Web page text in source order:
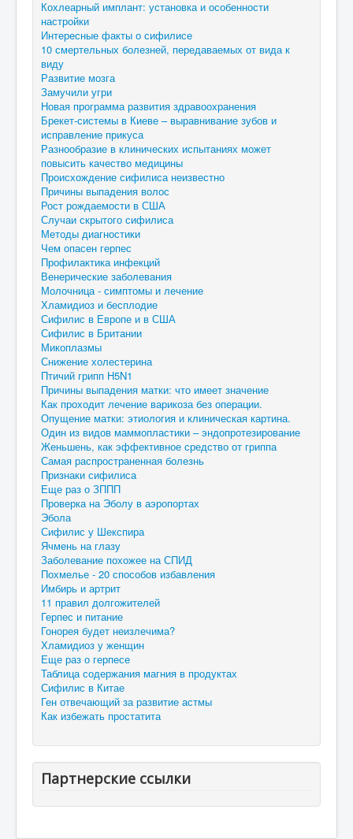
Кохлеарный имплант: установка и особенности
настройки
Интересные факты о сифилисе
10 смертельных болезней, передаваемых от вида к
виду
Развитие мозга
Замучили угри
Новая программа развития здравоохранения
Брекет-системы в Киеве – выравнивание зубов и
исправление прикуса
Разнообразие в клинических испытаниях может
повысить качество медицины
Происхождение сифилиса неизвестно
Причины выпадения волос
Рост рождаемости в США
Случаи скрытого сифилиса
Методы диагностики
Чем опасен герпес
Профилактика инфекций
Венерические заболевания
Молочница - симптомы и лечение
Хламидиоз и бесплодие
Сифилис в Европе и в США
Сифилис в Британии
Микоплазмы
Снижение холестерина
Птичий грипп H5N1
Причины выпадения матки: что имеет значение
Как проходит лечение варикоза без операции.
Опущение матки: этиология и клиническая картина.
Один из видов маммопластики – эндопротезирование
Женьшень, как эффективное средство от гриппа
Самая распространенная болезнь
Признаки сифилиса
Еще раз о ЗППП
Проверка на Эболу в аэропортах
Эбола
Сифилис у Шекспира
Ячмень на глазу
Заболевание похожее на СПИД
Похмелье - 20 способов избавления
Имбирь и артрит
11 правил долгожителей
Герпес и питание
Гонорея будет неизлечима?
Хламидиоз у женщин
Еще раз о герпесе
Таблица содержания магния в продуктах
Сифилис в Китае
Ген отвечающий за развитие астмы
Как избежать простатита
Партнерские ссылки